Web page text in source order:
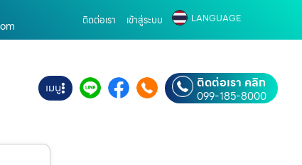
ติดต่อเรา เข้าสู่ระบบ LANGUAGE
เมนู ติดต่อเรา คลิก
099-185-8000